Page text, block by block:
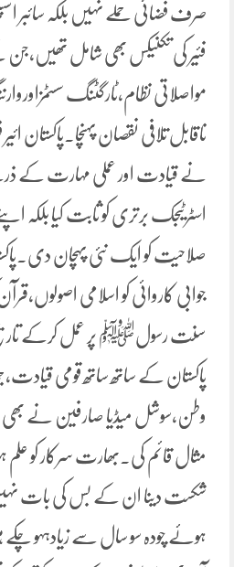
صرف فضائی حملے نہیں بلکہ سائبر
فئیر کی تکنیکس بھی شامل
مواصلاتی نظام،ٹارگٹنگ
ناقابل تلافی نقصان پہنچا۔پاکستان
نے قیادت اور عملی مہارت کے
اسٹرٹیجک برتری کو ثابت کیا بلکہ
صلاحیت کو ایک نئی پہچان
جوابی کاروائی کو اسلامی
سنت رسولﷺ پر عمل کرکے تاریخ
پاکستان کے ساتھ ساتھ قومی
وطن،سوشل میڈیا صارفین نے بھی
مثال قائم کی۔بھارت سرکار کو علم ہو
شکست دینا ان کے بس کی بات
ہوئے چودہ سو سال سے زیادہہو چکے